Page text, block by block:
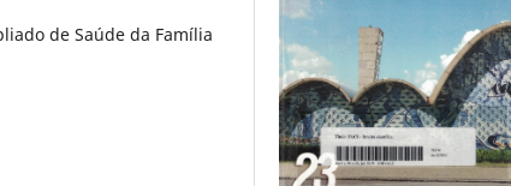
de Saúde da Família